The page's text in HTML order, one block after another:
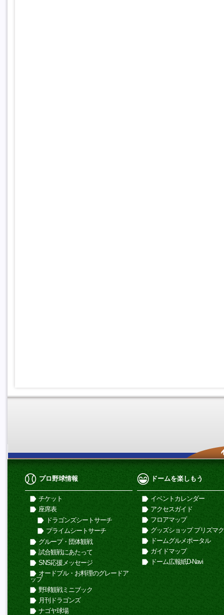
プロ野球情報
チケット
座席表
ドラゴンズシートサーチ
プライムシートサーチ
グループ・団体観戦
試合観戦にあたって
SNS応援メッセージ
オードブル・お料理のグレードア
ップ
野球観戦ミニブック
月刊ドラゴンズ
ナゴヤ球場
ドームを楽しもう
イベントカレンダー
アクセスガイド
フロアマップ
グッズショップ プリズマ
ドームグルメポータル
ガイドマップ
ドーム広報紙D-Navi